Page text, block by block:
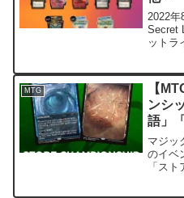
2022
Secret
ットラ
クス
MTG
【
ンシ
語」
マジッ
のイベ
「ス